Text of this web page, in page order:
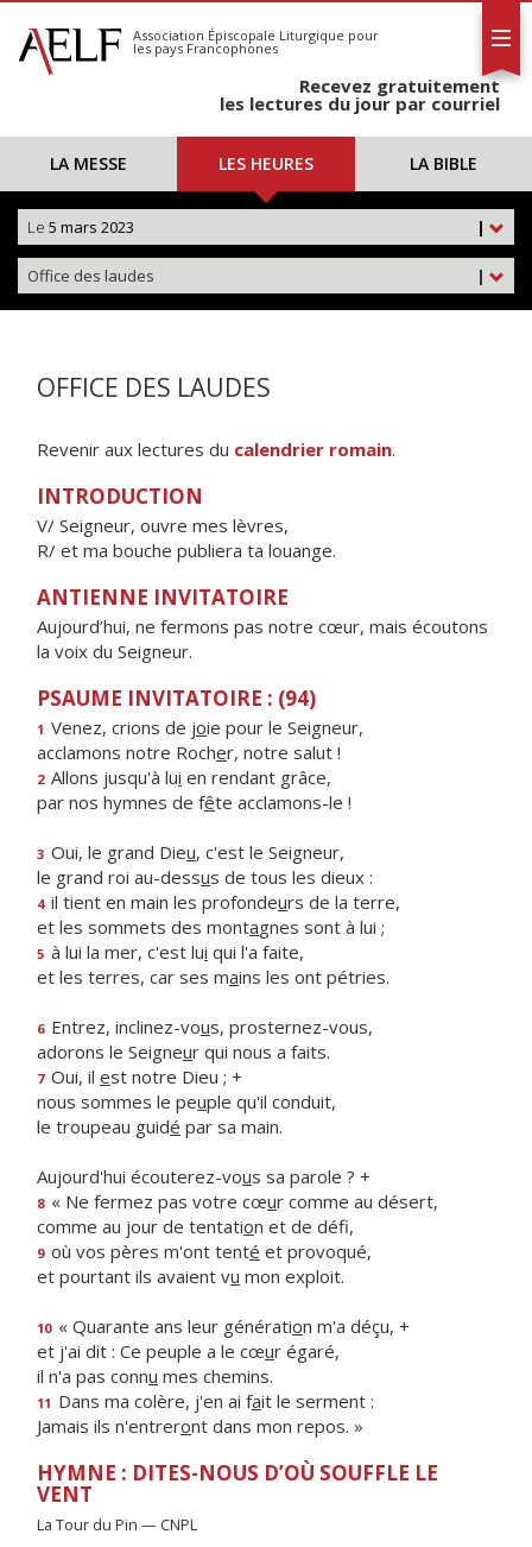
S'abonner
Calendrier
Association Épiscopale Liturgique pour
les pays Francophones
Recevez gratuitement
les lectures du jour par courriel
LA MESSE LES HEURES LA BIBLE
|
Le 5 mars 2023
|
Office des laudes
OFFICE DES LAUDES
Revenir aux lectures du calendrier romain.
INTRODUCTION
V/ Seigneur, ouvre mes lèvres,
R/ et ma bouche publiera ta louange.
ANTIENNE INVITATOIRE
Aujourd’hui, ne fermons pas notre cœur, mais écoutons
la voix du Seigneur.
PSAUME INVITATOIRE : (94)
1 Venez, crions de joie pour le Seigneur,
acclamons notre Rocher, notre salut !
2 Allons jusqu'à lui en rendant grâce,
par nos hymnes de fête acclamons-le !
3 Oui, le grand Dieu, c'est le Seigneur,
le grand roi au-dessus de tous les dieux :
4 il tient en main les profondeurs de la terre,
et les sommets des montagnes sont à lui ;
5 à lui la mer, c'est lui qui l'a faite,
et les terres, car ses mains les ont pétries.
6 Entrez, inclinez-vous, prosternez-vous,
adorons le Seigneur qui nous a faits.
7 Oui, il est notre Dieu ; +
nous sommes le peuple qu'il conduit,
le troupeau guidé par sa main.
Aujourd'hui écouterez-vous sa parole ? +
8 « Ne fermez pas votre cœur comme au désert,
comme au jour de tentation et de défi,
9 où vos pères m'ont tenté et provoqué,
et pourtant ils avaient vu mon exploit.
10 « Quarante ans leur génération m'a déçu, +
et j'ai dit : Ce peuple a le cœur égaré,
il n'a pas connu mes chemins.
11 Dans ma colère, j'en ai fait le serment :
Jamais ils n'entreront dans mon repos. »
HYMNE : DITES-NOUS D’OÙ SOUFFLE LE
VENT
La Tour du Pin — CNPL